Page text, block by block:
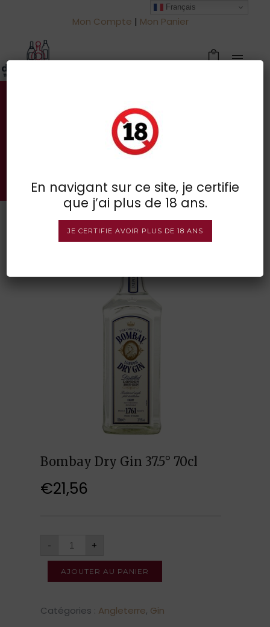
Mon Compte | Mon Panier
Votre spécialiste des vins à
BOUTIQUE EN LIGNE
Bombay Dry Gin 37.5° 70cl
€21,56
- +
AJOUTER AU PANIER
Catégories : Angleterre, Gin
Français
En navigant sur ce site, je certifie
que j’ai plus de 18 ans.
JE CERTIFIE AVOIR PLUS DE 18 ANS